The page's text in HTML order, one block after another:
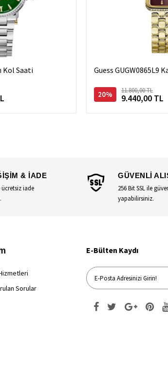
Kol Saati Guess GUGW0865L9
20% 11.800,00 TL
9.440,00 TL
& İADE
ücretsiz iade
GÜVENLİ
256 Bit SSL ile
yapabilirsiniz.
Sorular
E-Bülten Kaydı